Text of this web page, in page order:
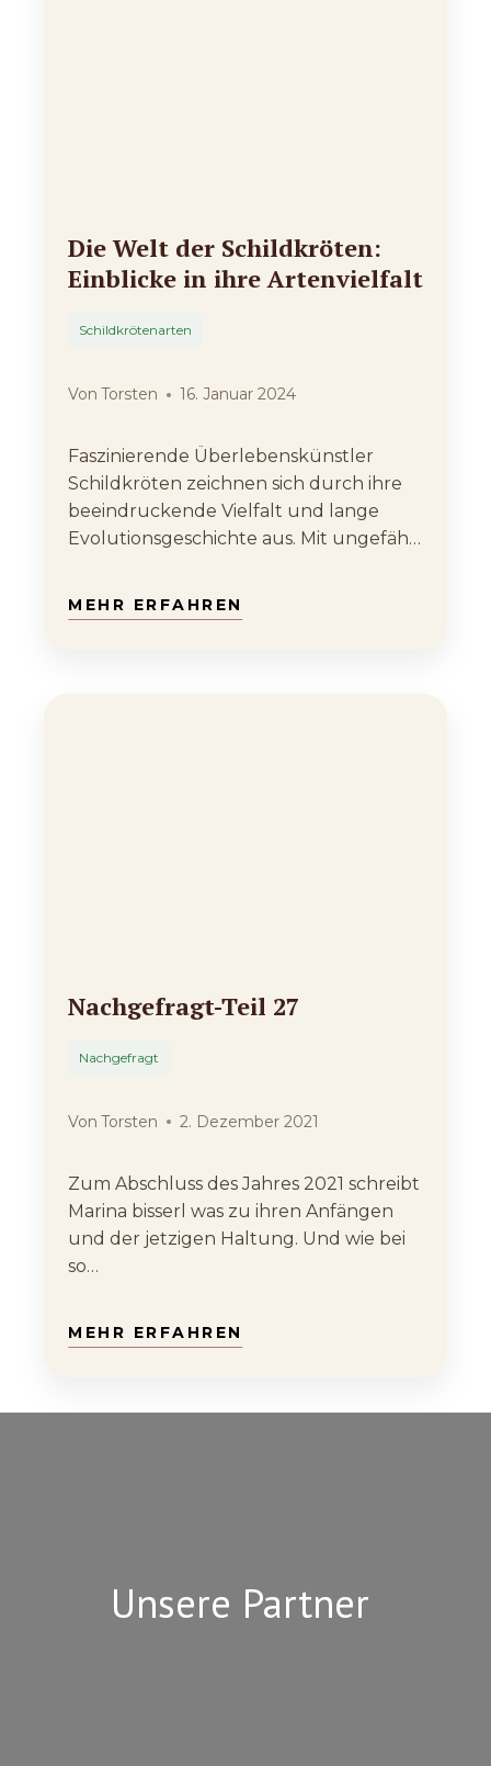
Schildkrötenarten
Die Welt der Schildkröten:
Einblicke in ihre Artenvielfalt
Von Torsten 16. Januar 2024
Faszinierende Überlebenskünstler
Schildkröten zeichnen sich durch ihre
beeindruckende Vielfalt und lange
Evolutionsgeschichte aus. Mit ungefähr
Nachgefragt
Nachgefragt-Teil 27
Von Torsten 2. Dezember 2021
Zum Abschluss des Jahres 2021 schreibt
Marina bisserl was zu ihren Anfängen
und der jetzigen Haltung. Und wie bei
so…
Unsere Partner